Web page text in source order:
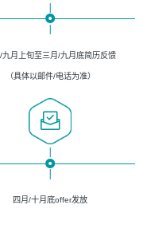
九月上旬至三月/九月底简历反馈
（具体以邮件/电话为准）
四月/十月底offer发放